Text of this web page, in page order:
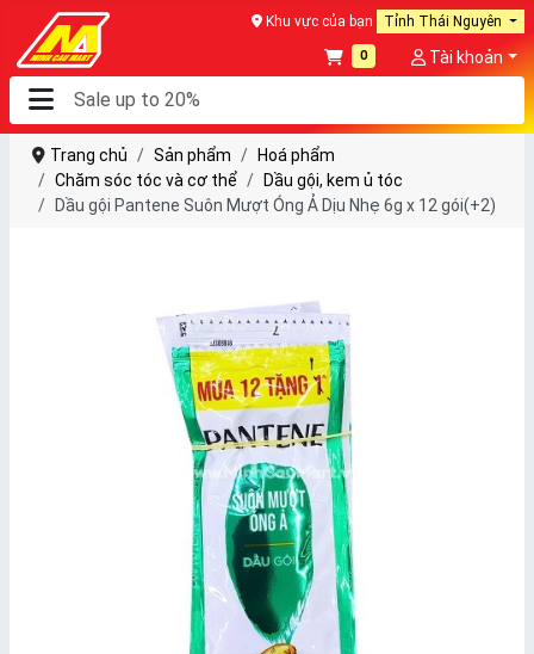
Khu vực của bạn Tỉnh Thái Nguyên
0 Tài khoản
Trang chủ Sản phẩm
Hoá phẩm
Chăm sóc tóc và cơ thể
Dầu gội, kem ủ tóc
Dầu gội Pantene Suôn Mượt Óng Ả Dịu Nhẹ 6g x 12 gói(+2)